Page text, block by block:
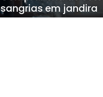
sangrias em jandira